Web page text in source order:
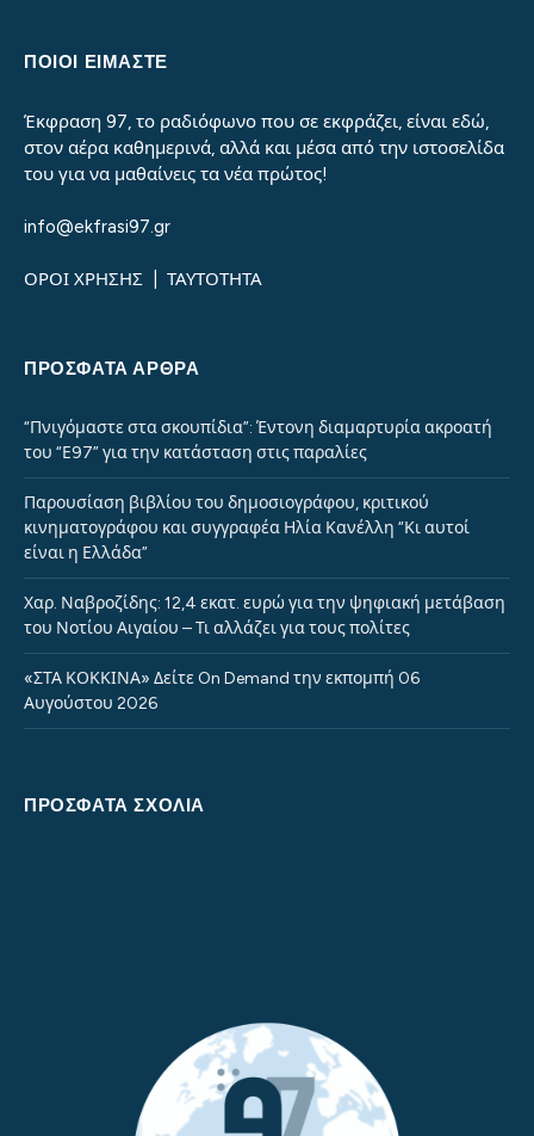
ΠΟΙΟΙ ΕΙΜΑΣΤΕ
Έκφραση 97, το ραδιόφωνο που σε εκφράζει, είναι εδώ,
στον αέρα καθημερινά, αλλά και μέσα από την ιστοσελίδα
του για να μαθαίνεις τα νέα πρώτος!
info@ekfrasi97.gr
ΟΡΟΙ ΧΡΗΣΗΣ ΤΑΥΤΟΤΗΤΑ
ΠΡΌΣΦΑΤΑ ΆΡΘΡΑ
“Πνιγόμαστε στα σκουπίδια”: Έντονη διαμαρτυρία ακροατή
του “Ε97” για την κατάσταση στις παραλίες
Παρουσίαση βιβλίου του δημοσιογράφου, κριτικού
κινηματογράφου και συγγραφέα Ηλία Κανέλλη “Κι αυτοί
είναι η Ελλάδα”
Χαρ. Ναβροζίδης: 12,4 εκατ. ευρώ για την ψηφιακή μετάβαση
του Νοτίου Αιγαίου – Τι αλλάζει για τους πολίτες
«ΣΤΑ ΚΟΚΚΙΝΑ» Δείτε On Demand την εκπομπή 06
Αυγούστου 2026
ΠΡΌΣΦΑΤΑ ΣΧΌΛΙΑ